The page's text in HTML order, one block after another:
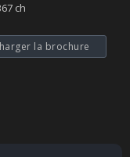
ch
la brochure